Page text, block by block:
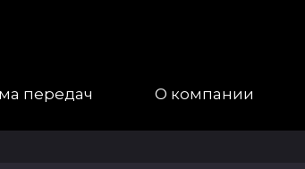
передач О компании